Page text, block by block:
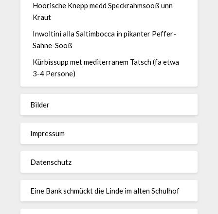
Hoorische Knepp medd Speckrahmsooß unn
Kraut
Inwoltini alla Saltimbocca in pikanter Peffer-
Sahne-Sooß
Kürbissupp met mediterranem Tatsch (fa etwa
3-4 Persone)
Bilder
Impressum
Datenschutz
Eine Bank schmückt die Linde im alten Schulhof